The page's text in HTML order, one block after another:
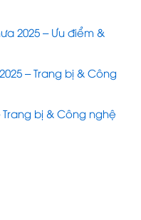
2025 – Ưu điểm &
– Trang bị & Công
Trang bị & Công nghệ